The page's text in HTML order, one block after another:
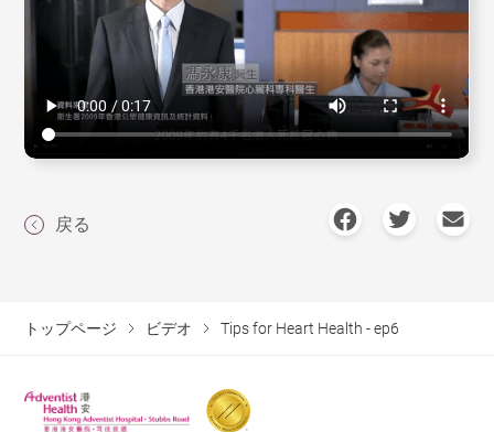
戻る
トップページ ビデオ Tips for Heart Health - ep6